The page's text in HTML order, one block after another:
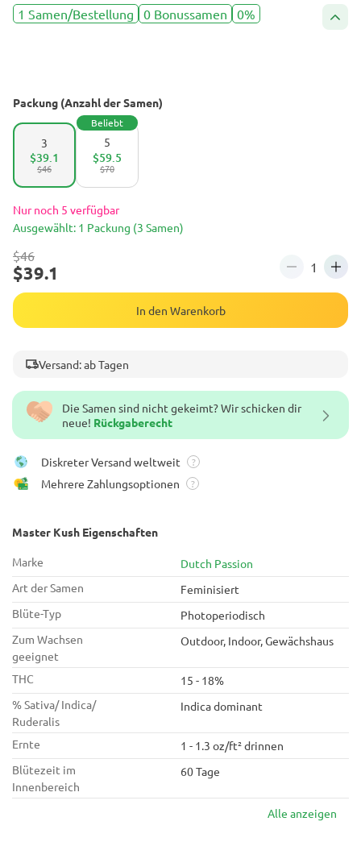
Die Samen sind nicht gekeimt? Wir schicken dir
neue! Rückgaberecht
Diskreter Versand weltweit ?
Mehrere Zahlungsoptionen ?
Master Kush Eigenschaften
Marke
Dutch Passion
Art der Samen
Feminisiert
Blüte-Typ
Photoperiodisch
Zum Wachsen
geeignet
Outdoor, Indoor, Gewächshaus
THC
15 - 18%
% Sativa/ Indica/
Ruderalis
Indica dominant
Ernte
1 - 1.3 oz/ft² drinnen
Blütezeit im
Innenbereich
60 Tage
Alle anzeigen
1 Samen/Bestellung 0 Bonussamen 0%
Packung (Anzahl der Samen)
3
$46
$39.1
5
Beliebt
$70
$59.5
Nur noch 5 verfügbar
Ausgewählt: 1 Packung (3 Samen)
$46
$39.1
In den Warenkorb
Versand: ab Tagen